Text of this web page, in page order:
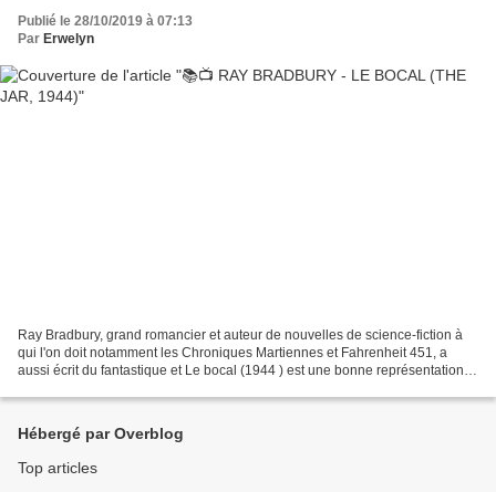
Publié le 28/10/2019 à 07:13
Par Erwelyn
Ray Bradbury, grand romancier et auteur de nouvelles de science-fiction à
qui l'on doit notamment les Chroniques Martiennes et Fahrenheit 451, a
aussi écrit du fantastique et Le bocal (1944 ) est une bonne représentation
Hébergé par Overblog
Top articles